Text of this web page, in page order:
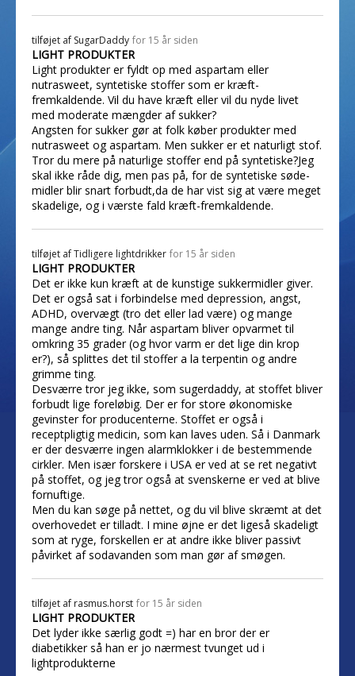
tilføjet af SugarDaddy for 15 år siden
LIGHT PRODUKTER
Light produkter er fyldt op med aspartam eller
nutrasweet, syntetiske stoffer som er kræft-
fremkaldende. Vil du have kræft eller vil du nyde livet
med moderate mængder af sukker?
Angsten for sukker gør at folk køber produkter med
nutrasweet og aspartam. Men sukker er et naturligt stof.
Tror du mere på naturlige stoffer end på syntetiske?Jeg
skal ikke råde dig, men pas på, for de syntetiske søde-
midler blir snart forbudt,da de har vist sig at være meget
skadelige, og i værste fald kræft-fremkaldende.
tilføjet afTidligere lightdrikker for 15 år siden
LIGHT PRODUKTER
Det er ikke kun kræft at de kunstige sukkermidler giver.
Det er også sat i forbindelse med depression, angst,
ADHD, overvægt (tro det eller lad være) og mange
mange andre ting. Når aspartam bliver opvarmet til
omkring 35 grader (og hvor varm er det lige din krop
er?), så splittes det til stoffer a la terpentin og andre
grimme ting.
Desværre tror jeg ikke, som sugerdaddy, at stoffet bliver
forbudt lige foreløbig. Der er for store økonomiske
gevinster for producenterne. Stoffet er også i
receptpligtig medicin, som kan laves uden. Så i Danmark
er der desværre ingen alarmklokker i de bestemmende
cirkler. Men især forskere i USA er ved at se ret negativt
på stoffet, og jeg tror også at svenskerne er ved at blive
fornuftige.
Men du kan søge på nettet, og du vil blive skræmt at det
overhovedet er tilladt. I mine øjne er det ligeså skadeligt
som at ryge, forskellen er at andre ikke bliver passivt
påvirket af sodavanden som man gør af smøgen.
tilføjet af rasmus.horst for 15 år siden
LIGHT PRODUKTER
Det lyder ikke særlig godt =) har en bror der er
diabetikker så han er jo nærmest tvunget ud i
lightprodukterne